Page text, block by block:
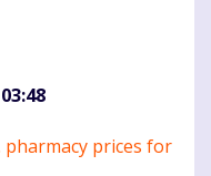
pharmacy prices for